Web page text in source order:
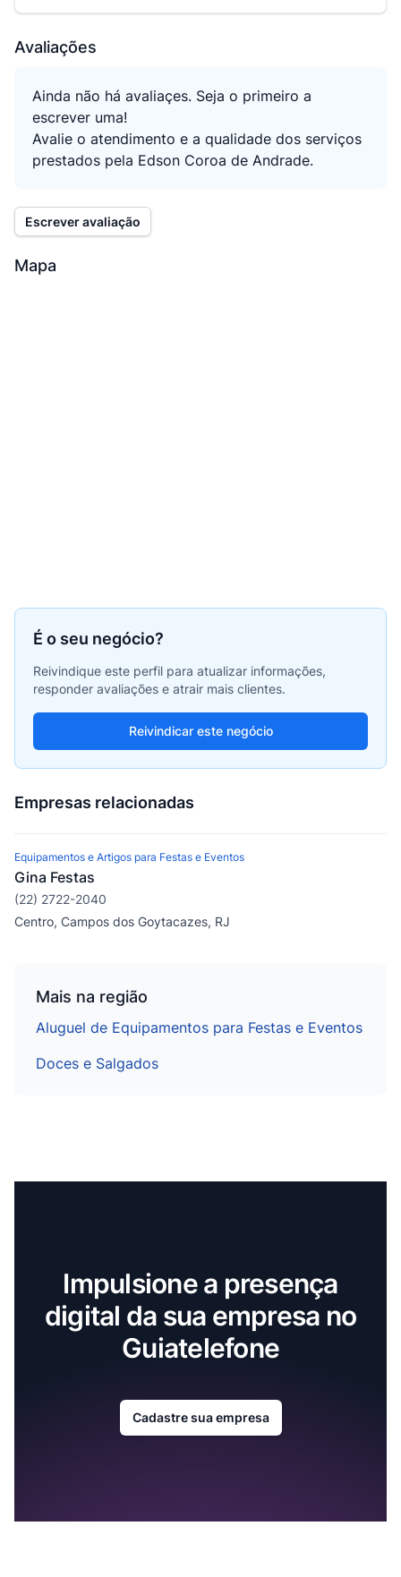
Avaliações
Ainda não há avaliaçes. Seja o primeiro a
escrever uma!
Avalie o atendimento e a qualidade dos serviços
prestados pela Edson Coroa de Andrade.
Escrever avaliação
Mapa
É o seu negócio?
Reivindique este perfil para atualizar informações,
responder avaliações e atrair mais clientes.
Reivindicar este negócio
Empresas relacionadas
Equipamentos e Artigos para Festas e Eventos
Gina Festas
(22) 2722-2040
Centro, Campos dos Goytacazes, RJ
Mais na região
Aluguel de Equipamentos para Festas e Eventos
Doces e Salgados
Impulsione a presença
digital da sua empresa no
Guiatelefone
Cadastre sua empresa